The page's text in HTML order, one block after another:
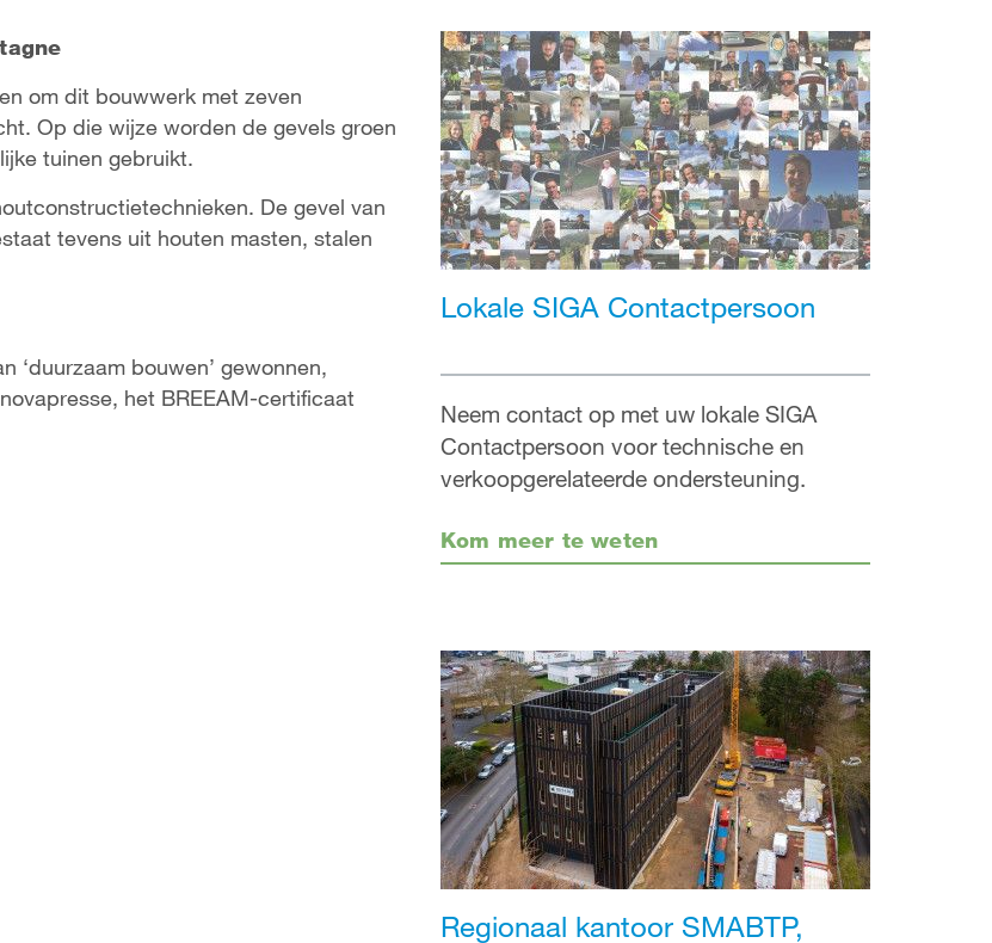
om dit bouwwerk met zeven
Op die wijze worden de gevels groen
tuinen gebruikt.
De gevel van
tevens uit houten masten, stalen
‘duurzaam bouwen’ gewonnen,
het BREEAM-certificaat
Lokale SIGA Contactpersoon
Neem contact op met uw lokale SIGA
Contactpersoon voor technische en
verkoopgerelateerde ondersteuning.
Kom meer te weten
Regionaal kantoor SMABTP,